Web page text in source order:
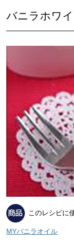
バニラホワ
このレシピに
MYバニラオイル